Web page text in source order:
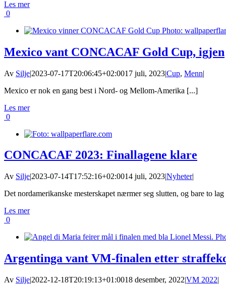
Les mer
0
Mexico vant CONCACAF Gold Cup, igjen
Av Silje|2023-07-17T20:06:45+02:0017 juli, 2023|Cup, Menn|
Mexico er nok en gang best i Nord- og Mellom-Amerika [...]
Les mer
0
CONCACAF 2023: Finallagene klare
Av Silje|2023-07-14T17:52:16+02:0014 juli, 2023|Nyheter|
Det nordamerikanske mesterskapet nærmer seg slutten, og bare to
Les mer
0
Argentinga vant VM-finalen etter
Av Silje|2022-12-18T20:19:13+01:0018 desember, 2022|VM 2022|